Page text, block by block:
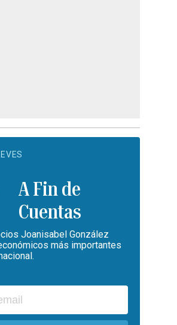
A Fin de
Cuentas
Joanisabel González
más importantes